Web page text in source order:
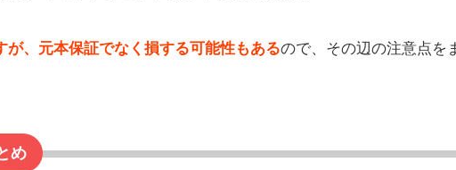
が、元本保証でなく損する可能性もあるので、その辺の注意点を
め